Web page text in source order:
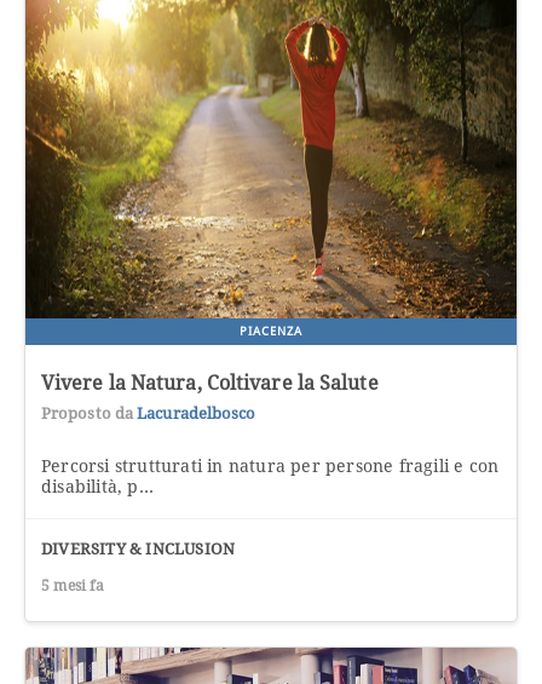
PIACENZA
Vivere la Natura, Coltivare la Salute
Proposto da Lacuradelbosco
Percorsi strutturati in natura per persone fragili e con
disabilità, p...
DIVERSITY & INCLUSION
5 mesi fa